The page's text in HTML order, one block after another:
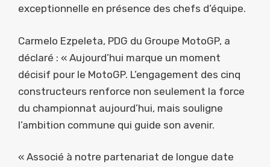
exceptionnelle en présence des chefs d’équipe.
Carmelo Ezpeleta, PDG du Groupe MotoGP, a
déclaré : « Aujourd’hui marque un moment
décisif pour le MotoGP. L’engagement des cinq
constructeurs renforce non seulement la force
du championnat aujourd’hui, mais souligne
l’ambition commune qui guide son avenir.
« Associé à notre partenariat de longue date